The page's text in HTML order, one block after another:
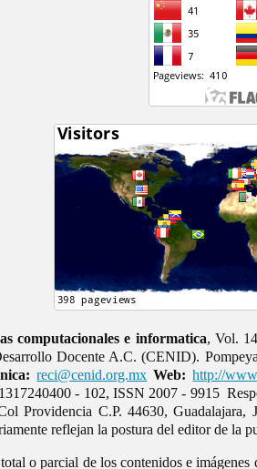
computacionales e informatica, Vol.
Docente A.C. (CENID).
reci@cenid.org.mx Web: http://
- 102, ISSN 2007 - 9915
Providencia C.P. 44630,
reflejan la postura del editor de la
o parcial de los contenidos e